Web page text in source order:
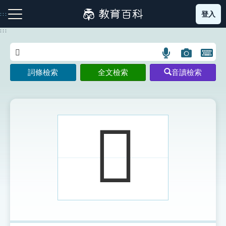
到
主
:::
注音索引圖示 筆畫索引圖示 部首索引表圖示
登入
:::
語
言
搜
示
圖
片
搜
開
鍵
圖
詞條檢索 全文檢索 音讀檢索
𠗂